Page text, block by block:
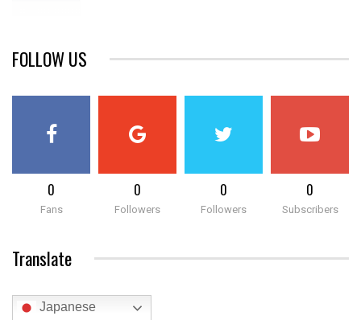
FOLLOW US
0
Fans
0
Followers
0
Followers
0
Subscribers
Translate
Japanese